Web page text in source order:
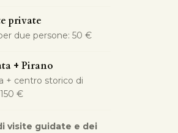
private
due persone: 50 €
+ Pirano
+ centro storico di
€
visite guidate e dei